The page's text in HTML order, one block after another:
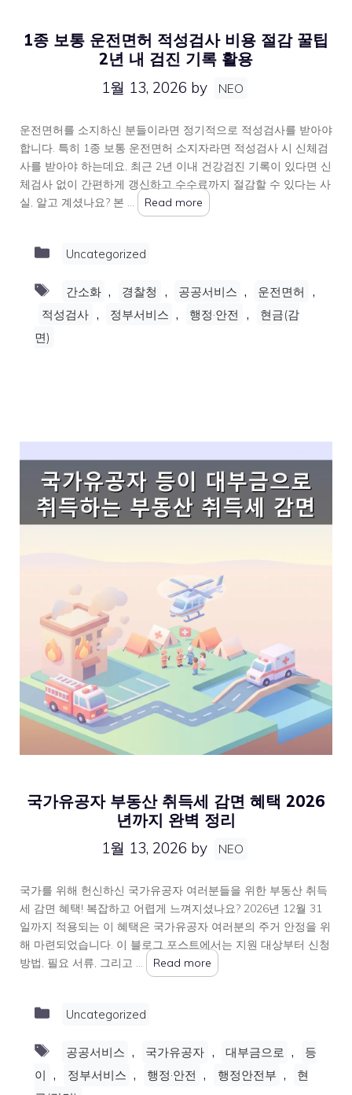
1종 보통 운전면허 적성검사 비용 절감 꿀팁
2년 내 검진 기록 활용
1월 13, 2026 by NEO
운전면허를 소지하신 분들이라면 정기적으로 적성검사를 받아야
합니다. 특히 1종 보통 운전면허 소지자라면 적성검사 시 신체검
사를 받아야 하는데요, 최근 2년 이내 건강검진 기록이 있다면 신
체검사 없이 간편하게 갱신하고 수수료까지 절감할 수 있다는 사
실, 알고 계셨나요? 본 …
Read more
Categories
Uncategorized
Tags
간소화 , 경찰청 , 공공서비스 , 운전면허 ,
적성검사 , 정부서비스 , 행정·안전 ,
현금(감
면)
국가유공자 부동산 취득세 감면 혜택 2026
년까지 완벽 정리
1월 13, 2026 by NEO
국가를 위해 헌신하신 국가유공자 여러분들을 위한 부동산 취득
세 감면 혜택! 복잡하고 어렵게 느껴지셨나요? 2026년 12월 31
일까지 적용되는 이 혜택은 국가유공자 여러분의 주거 안정을 위
해 마련되었습니다. 이 블로그 포스트에서는 지원 대상부터 신청
방법, 필요 서류, 그리고 …
Read more
Categories
Uncategorized
Tags
공공서비스 , 국가유공자 , 대부금으로 ,
등
이 , 정부서비스 , 행정·안전 , 행정안전부 ,
현